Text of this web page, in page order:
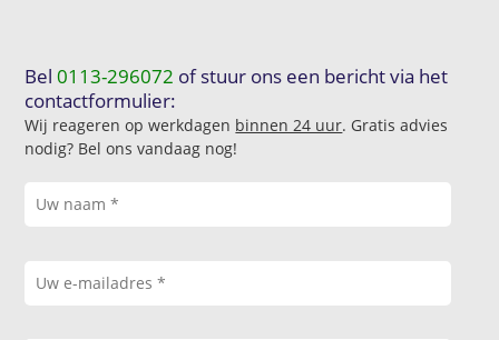
Bel0113-296072 of stuur ons een bericht via het
contactformulier:
Wij reageren op werkdagen binnen 24 uur. Gratis advies
nodig? Bel ons vandaag nog!